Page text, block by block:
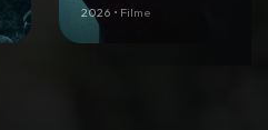
2026 • Filme